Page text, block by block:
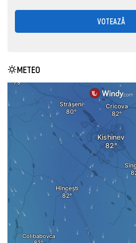
VOTEAZĂ
METEO